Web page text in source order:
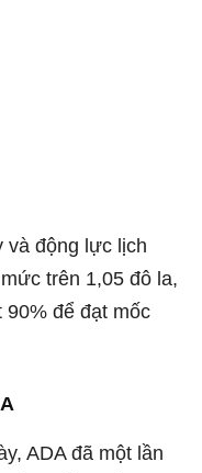
và động lực lịch
trên 1,05 đô la,
90% để đạt mốc
ADA đã một lần